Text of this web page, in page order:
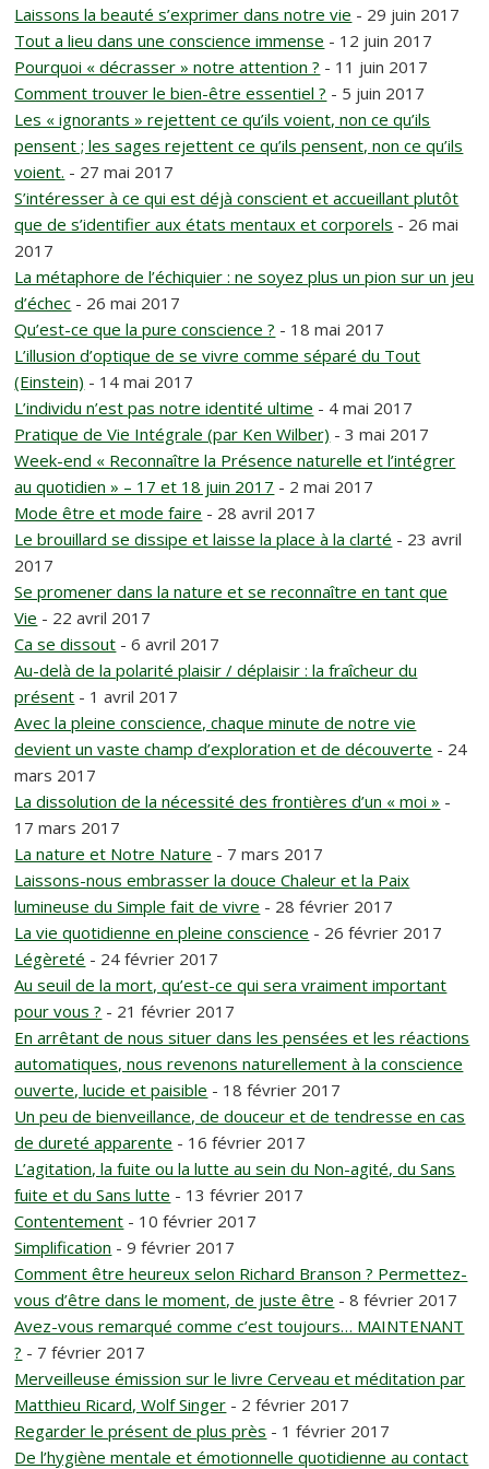
Laissons la beauté s’exprimer dans notre vie - 29 juin 2017
Tout a lieu dans une conscience immense - 12 juin 2017
Pourquoi « décrasser » notre attention ? - 11 juin 2017
Comment trouver le bien-être essentiel ? - 5 juin 2017
Les « ignorants » rejettent ce qu’ils voient, non ce qu’ils
pensent ; les sages rejettent ce qu’ils pensent, non ce qu’ils
voient. - 27 mai 2017
S’intéresser à ce qui est déjà conscient et accueillant plutôt
que de s’identifier aux états mentaux et corporels - 26 mai
2017
La métaphore de l’échiquier : ne soyez plus un pion sur un jeu
d’échec - 26 mai 2017
Qu’est-ce que la pure conscience ? - 18 mai 2017
L’illusion d’optique de se vivre comme séparé du Tout
(Einstein) - 14 mai 2017
L’individu n’est pas notre identité ultime - 4 mai 2017
Pratique de Vie Intégrale (par Ken Wilber) - 3 mai 2017
Week-end « Reconnaître la Présence naturelle et l’intégrer
au quotidien » – 17 et 18 juin 2017 - 2 mai 2017
Mode être et mode faire - 28 avril 2017
Le brouillard se dissipe et laisse la place à la clarté - 23 avril
2017
Se promener dans la nature et se reconnaître en tant que
Vie - 22 avril 2017
Ca se dissout - 6 avril 2017
Au-delà de la polarité plaisir / déplaisir : la fraîcheur du
présent - 1 avril 2017
Avec la pleine conscience, chaque minute de notre vie
devient un vaste champ d’exploration et de découverte - 24
mars 2017
La dissolution de la nécessité des frontières d’un « moi » -
17 mars 2017
La nature et Notre Nature - 7 mars 2017
Laissons-nous embrasser la douce Chaleur et la Paix
lumineuse du Simple fait de vivre - 28 février 2017
La vie quotidienne en pleine conscience - 26 février 2017
Légèreté - 24 février 2017
Au seuil de la mort, qu’est-ce qui sera vraiment important
pour vous ? - 21 février 2017
En arrêtant de nous situer dans les pensées et les réactions
automatiques, nous revenons naturellement à la conscience
ouverte, lucide et paisible - 18 février 2017
Un peu de bienveillance, de douceur et de tendresse en cas
de dureté apparente - 16 février 2017
L’agitation, la fuite ou la lutte au sein du Non-agité, du Sans
fuite et du Sans lutte - 13 février 2017
Contentement - 10 février 2017
Simplification - 9 février 2017
Comment être heureux selon Richard Branson ? Permettez-
vous d’être dans le moment, de juste être - 8 février 2017
Avez-vous remarqué comme c’est toujours… MAINTENANT
? - 7 février 2017
Merveilleuse émission sur le livre Cerveau et méditation par
Matthieu Ricard, Wolf Singer - 2 février 2017
Regarder le présent de plus près - 1 février 2017
De l’hygiène mentale et émotionnelle quotidienne au contact